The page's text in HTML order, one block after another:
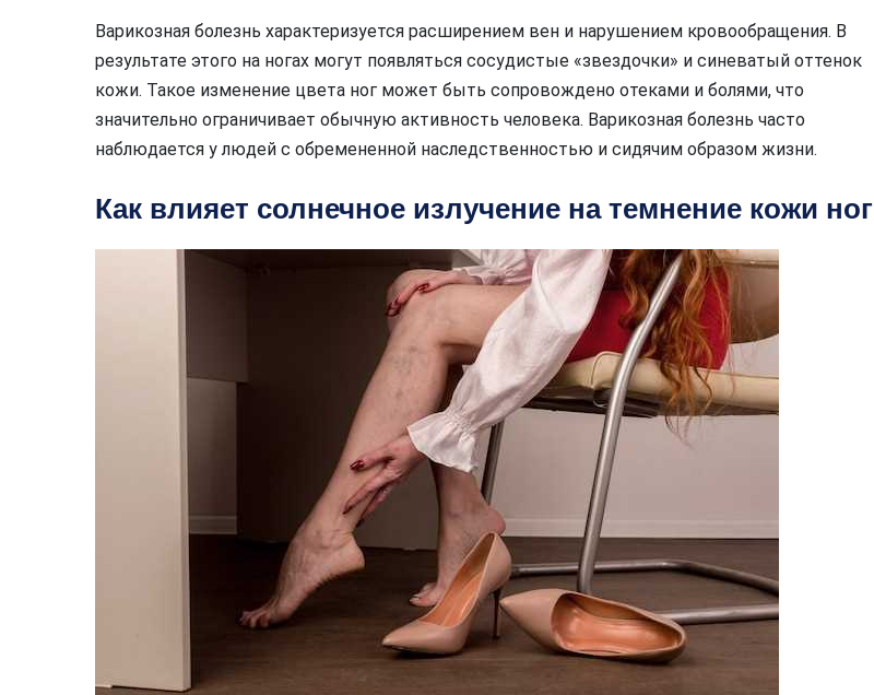
Варикозная болезнь характеризуется расширением вен и нарушением кровообращения. В
результате этого на ногах могут появляться сосудистые «звездочки» и синеватый оттенок
кожи. Такое изменение цвета ног может быть сопровождено отеками и болями, что
значительно ограничивает обычную активность человека. Варикозная болезнь часто
наблюдается у людей с обремененной наследственностью и сидячим образом жизни.
Как влияет солнечное излучение на темнение кожи ног